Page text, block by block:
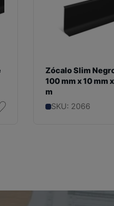
Zócalo Slim
100 mm x 10 mm
m
SKU: 2066